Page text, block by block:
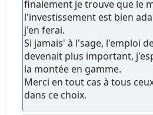
finalement je trouve que le
l'investissement est bien
j'en ferai.
Si jamais' à l'sage, l'emploi
devenait plus important,
la montée en gamme.
Merci en tout cas à tous
dans ce choix.